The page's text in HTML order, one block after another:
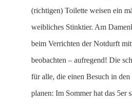
(richtigen) Toilette weisen ein
weibliches Stinktier. Am
beim Verrichten der Notdurft
beobachten – aufregend! Die
für alle, die einen Besuch in den
planen: Im Sommer hat das 5er